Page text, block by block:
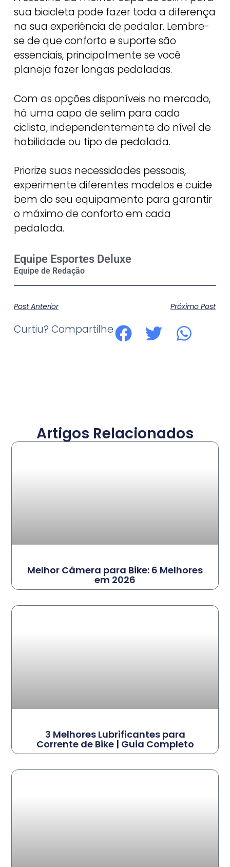
sua bicicleta pode fazer toda a diferença
na sua experiência de pedalar. Lembre-
se de que conforto e suporte são
essenciais, principalmente se você
planeja fazer longas pedaladas.
Com as opções disponíveis no mercado,
há uma capa de selim para cada
ciclista, independentemente do nível de
habilidade ou tipo de pedalada.
Priorize suas necessidades pessoais,
experimente diferentes modelos e cuide
bem do seu equipamento para garantir
o máximo de conforto em cada
pedalada.
Equipe Esportes Deluxe
Post Anterior Próximo Post
Curtiu? Compartilhe
Artigos Relacionados
Melhor Câmera para Bike: 6 Melhores
em 2026
3 Melhores Lubrificantes para
Corrente de Bike | Guia Completo